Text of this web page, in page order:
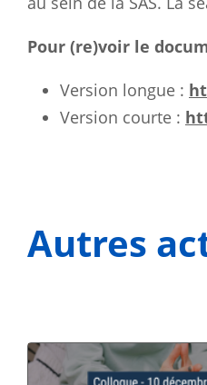
Pour (re)voir le
Version longue :
Version courte :
Autres